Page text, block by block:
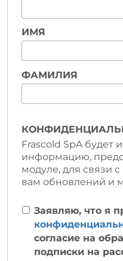
ИМЯ
ФАМИЛИЯ
Frascold SpA будет
информацию,
модуле, для связи
вам обновлений и
Заявляю, что я
согласие на
подписки на